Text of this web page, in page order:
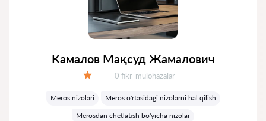
Камалов Мақсуд Жамалович
Fikrlar:
0 fikr-mulohazalar
Meros nizolari
Meros o'rtasidagi nizolarni hal qilish
Merosdan chetlatish bo'yicha nizolar